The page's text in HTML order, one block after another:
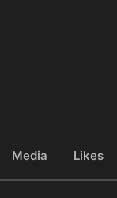
Media Likes